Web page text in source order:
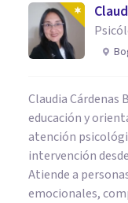
Claudia Cárdenas
educación y
atención
intervención
Atiende a
emocionales,